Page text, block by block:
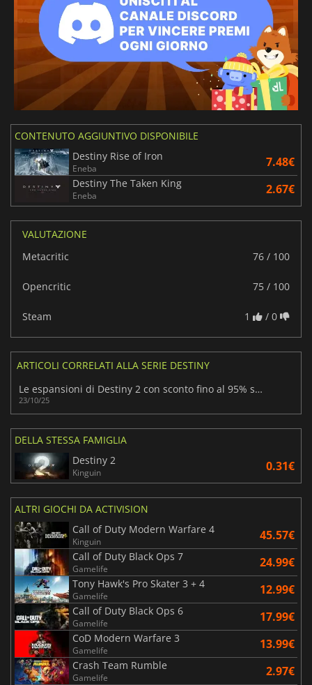
CONTENUTO AGGIUNTIVO DISPONIBILE
Destiny Rise of Iron
Eneba 7.48€
Destiny The Taken King
Eneba 2.67€
VALUTAZIONE
Metacritic
76 / 100
Opencritic 75 / 100
Steam 1 / 0
ARTICOLI CORRELATI ALLA SERIE DESTINY
Le espansioni di Destiny 2 con sconto fino al 95% su Green Man Gaming
23/10/25
DELLA STESSA FAMIGLIA
Destiny 2
Kinguin 0.31€
ALTRI GIOCHI DA ACTIVISION
Call of Duty Modern Warfare 4
Kinguin 45.57€
Call of Duty Black Ops 7
Gamelife 24.99€
Tony Hawk's Pro Skater 3 + 4
Gamelife 12.99€
Call of Duty Black Ops 6
Gamelife 17.99€
CoD Modern Warfare 3
Gamelife 13.99€
Crash Team Rumble
Gamelife 2.97€